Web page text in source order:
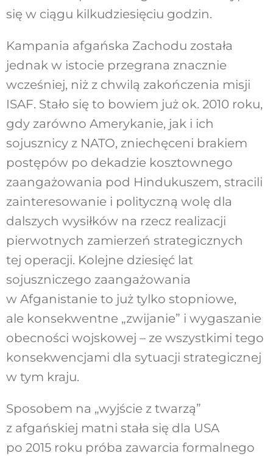
się w ciągu kilkudziesięciu godzin.
Kampania afgańska Zachodu została
jednak w istocie przegrana znacznie
wcześniej, niż z chwilą zakończenia misji
ISAF. Stało się to bowiem już ok. 2010 roku,
gdy zarówno Amerykanie, jak i ich
sojusznicy z NATO, zniechęceni brakiem
postępów po dekadzie kosztownego
zaangażowania pod Hindukuszem, stracili
zainteresowanie i polityczną wolę dla
dalszych wysiłków na rzecz realizacji
pierwotnych zamierzeń strategicznych
tej operacji. Kolejne dziesięć lat
sojuszniczego zaangażowania
w Afganistanie to już tylko stopniowe,
ale konsekwentne „zwijanie” i wygaszanie
obecności wojskowej – ze wszystkimi tego
konsekwencjami dla sytuacji strategicznej
w tym kraju.
Sposobem na „wyjście z twarzą”
z afgańskiej matni stała się dla USA
po 2015 roku próba zawarcia formalnego